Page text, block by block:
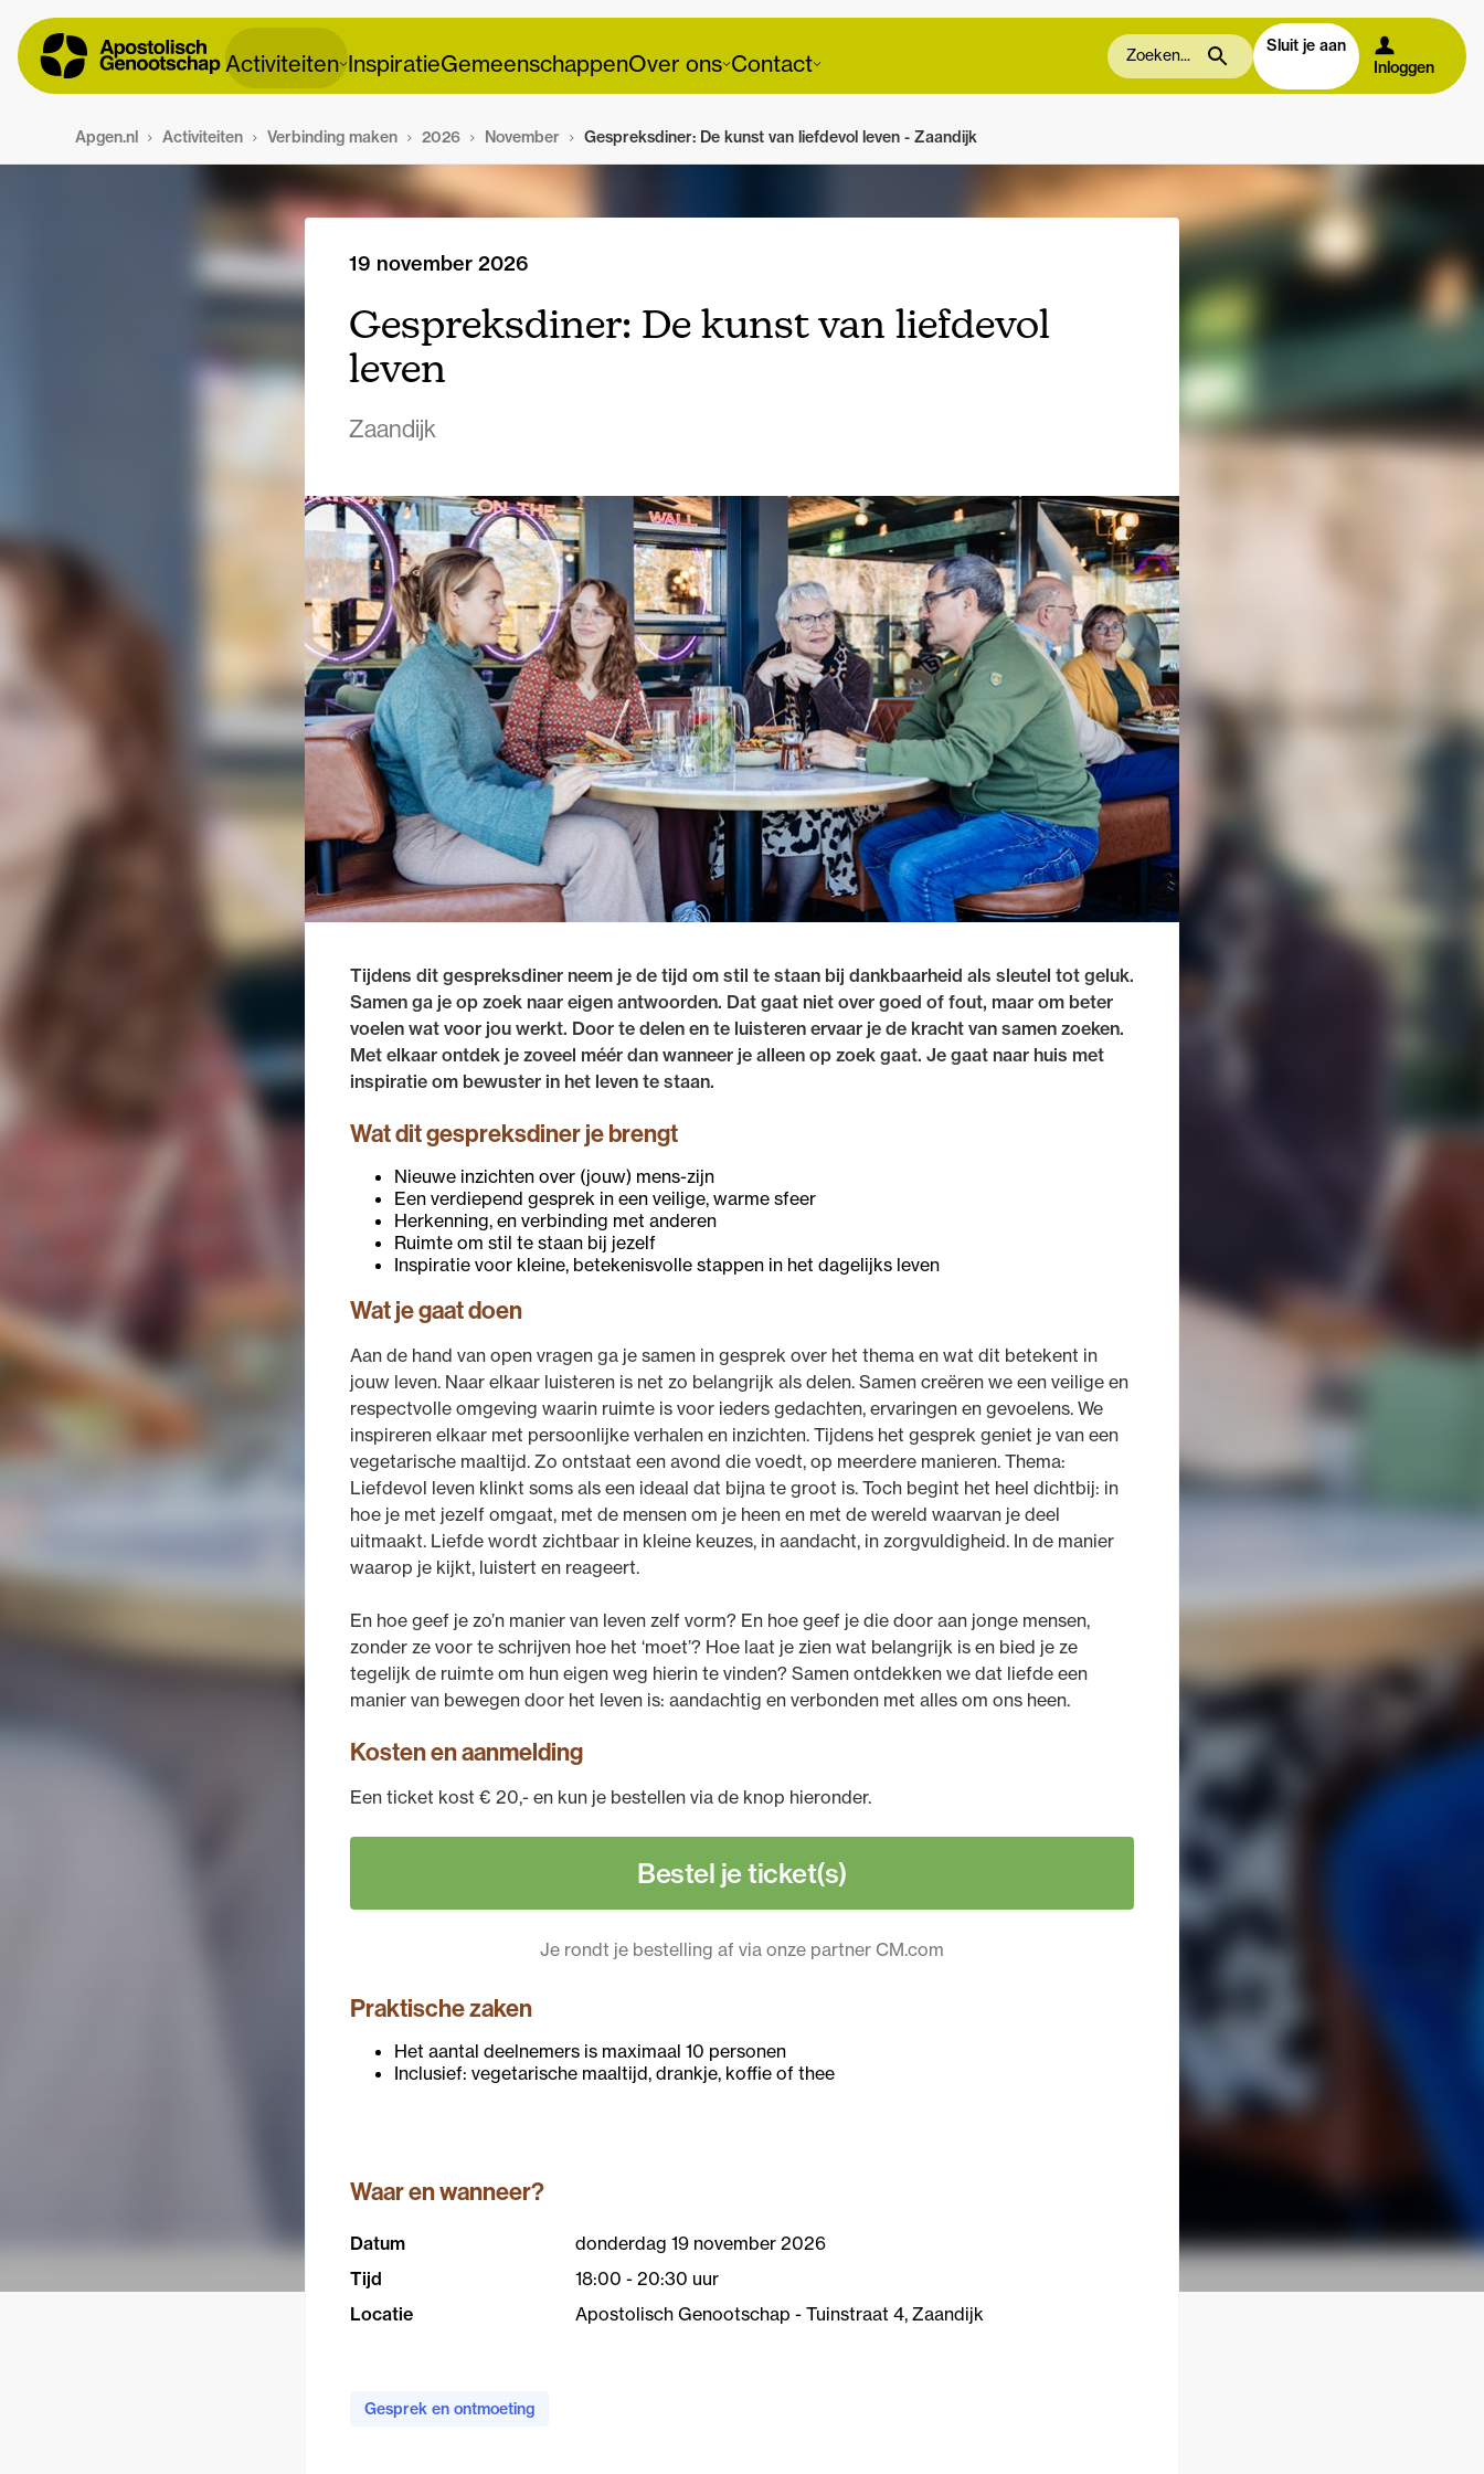
Activiteiten InspiratieGemeenschappenOver ons Contact
Sluit je aan
Inloggen
Apgen.nl Activiteiten Verbinding maken 2026 November Gespreksdiner: De kunst van liefdevol leven - Zaandijk
19 november 2026
Gespreksdiner: De kunst van liefdevol
leven
Zaandijk
Tijdens dit gespreksdiner neem je de tijd om stil te staan bij dankbaarheid als sleutel tot geluk.
Samen ga je op zoek naar eigen antwoorden. Dat gaat niet over goed of fout, maar om beter
voelen wat voor jou werkt. Door te delen en te luisteren ervaar je de kracht van samen zoeken.
Met elkaar ontdek je zoveel méér dan wanneer je alleen op zoek gaat. Je gaat naar huis met
inspiratie om bewuster in het leven te staan.
Wat dit gespreksdiner je brengt
Nieuwe inzichten over (jouw) mens-zijn
Een verdiepend gesprek in een veilige, warme sfeer
Herkenning, en verbinding met anderen
Ruimte om stil te staan bij jezelf
Inspiratie voor kleine, betekenisvolle stappen in het dagelijks leven
Wat je gaat doen
Aan de hand van open vragen ga je samen in gesprek over het thema en wat dit betekent in
jouw leven. Naar elkaar luisteren is net zo belangrijk als delen. Samen creëren we een veilige en
respectvolle omgeving waarin ruimte is voor ieders gedachten, ervaringen en gevoelens. We
inspireren elkaar met persoonlijke verhalen en inzichten. Tijdens het gesprek geniet je van een
vegetarische maaltijd. Zo ontstaat een avond die voedt, op meerdere manieren. Thema:
Liefdevol leven klinkt soms als een ideaal dat bijna te groot is. Toch begint het heel dichtbij: in
hoe je met jezelf omgaat, met de mensen om je heen en met de wereld waarvan je deel
uitmaakt. Liefde wordt zichtbaar in kleine keuzes, in aandacht, in zorgvuldigheid. In de manier
waarop je kijkt, luistert en reageert.
En hoe geef je zo’n manier van leven zelf vorm? En hoe geef je die door aan jonge mensen,
zonder ze voor te schrijven hoe het ‘moet’? Hoe laat je zien wat belangrijk is en bied je ze
tegelijk de ruimte om hun eigen weg hierin te vinden? Samen ontdekken we dat liefde een
manier van bewegen door het leven is: aandachtig en verbonden met alles om ons heen.
Kosten en aanmelding
Een ticket kost € 20,- en kun je bestellen via de knop hieronder.
Bestel je ticket(s)
Je rondt je bestelling af via onze partner CM.com
Praktische zaken
Het aantal deelnemers is maximaal 10 personen
Inclusief: vegetarische maaltijd, drankje, koffie of thee
Waar en wanneer?
Datum
donderdag 19 november 2026
Tijd
18:00 - 20:30 uur
Locatie
Apostolisch Genootschap - Tuinstraat 4, Zaandijk
Gesprek en ontmoeting